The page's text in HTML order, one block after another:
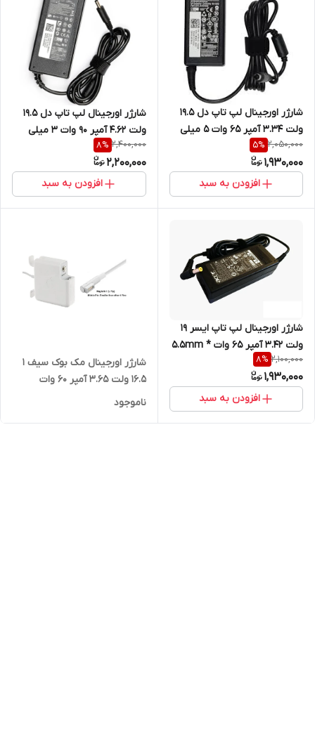
شارژر اورجینال لپ تاپ دل 19.5
ولت 3.34 آمپر 65 وات ۵ میلی
متر در ۷.۴ میلی متر
2,050,000
5%
1,930,000
افزودن به سبد
شارژر اورجینال لپ تاپ دل 19.5
ولت 4.62 آمپر 90 وات ۳ میلی
متر در ۴.۵ میلی متر
2,400,000
8%
2,200,000
افزودن به سبد
شارژر اورجینال لپ تاپ ایسر 19
ولت 3.42 آمپر 65 وات 5.5mm *
1.7mm
2,100,000
8%
1,930,000
افزودن به سبد
شارژر اورجینال مک بوک سیف 1
16.5 ولت 3.65 آمپر 60 وات
ناموجود